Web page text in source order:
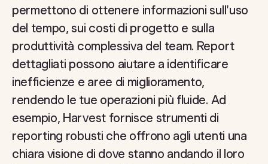
permettono di ottenere informazioni sull'uso
del tempo, sui costi di progetto e sulla
produttività complessiva del team. Report
dettagliati possono aiutare a identificare
inefficienze e aree di miglioramento,
rendendo le tue operazioni più fluide. Ad
esempio, Harvest fornisce strumenti di
reporting robusti che offrono agli utenti una
chiara visione di dove stanno andando il loro